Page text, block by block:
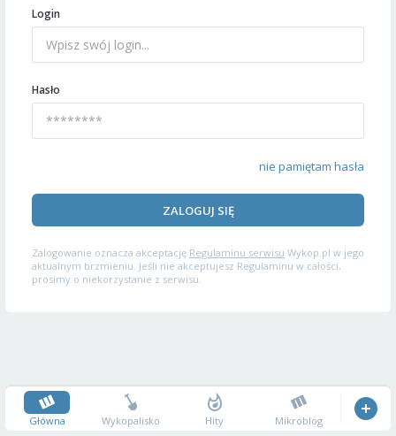
Login
Hasło
nie pamiętam hasła
ZALOGUJ SIĘ
Zalogowanie oznacza akceptację Regulaminu serwisu Wykop.pl w jego
aktualnym brzmieniu. Jeśli nie akceptujesz Regulaminu w całości,
prosimy o niekorzystanie z serwisu.
Główna Wykopalisko Hity Mikroblog